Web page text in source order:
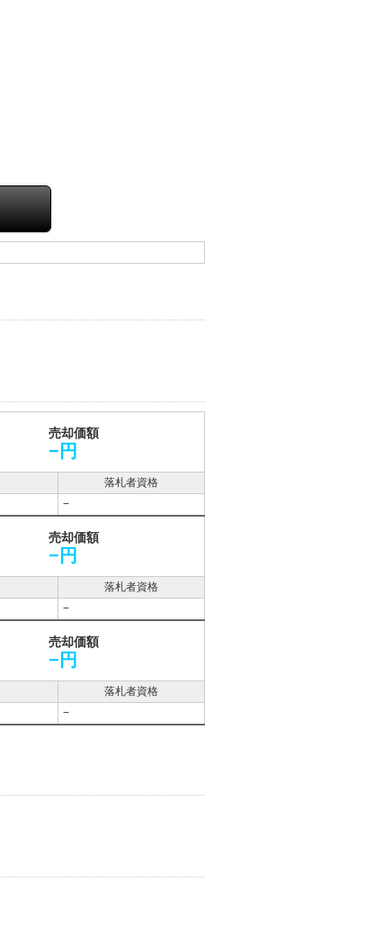
売却価額
−円
落札者資格
−
売却価額
−円
落札者資格
−
売却価額
−円
落札者資格
−